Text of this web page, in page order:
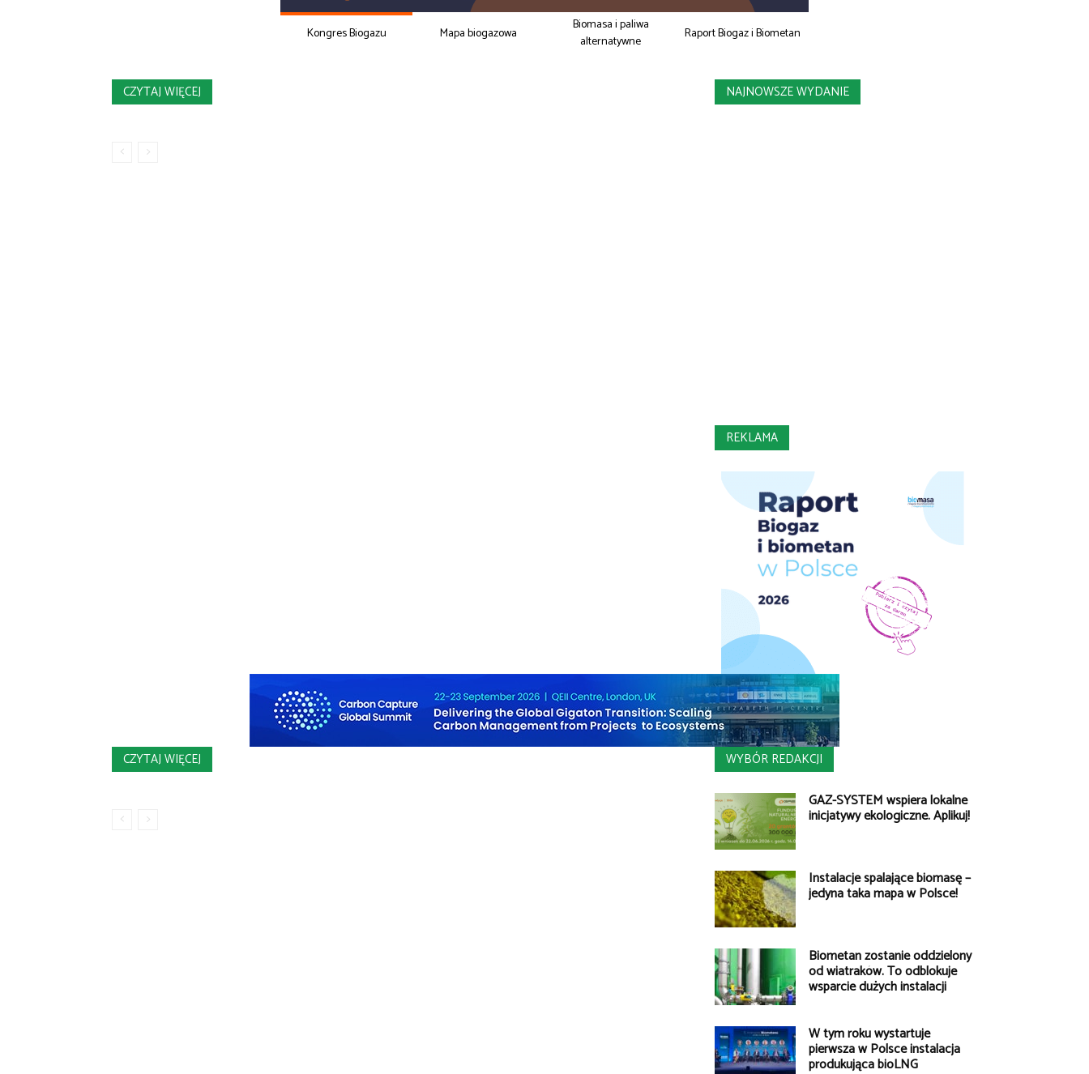
Kongres Biogazu Mapa biogazowa
Biomasa i paliwa
alternatywne
Raport Biogaz i Biometan
CZYTAJ WIĘCEJ NAJNOWSZE WYDANIE
REKLAMA
CZYTAJ WIĘCEJ WYBÓR REDAKCJI
GAZ-SYSTEM wspiera lokalne
inicjatywy ekologiczne. Aplikuj!
Instalacje spalające biomasę –
jedyna taka mapa w Polsce!
Biometan zostanie oddzielony
od wiatraków. To odblokuje
wsparcie dużych instalacji
W tym roku wystartuje
pierwsza w Polsce instalacja
produkująca bioLNG